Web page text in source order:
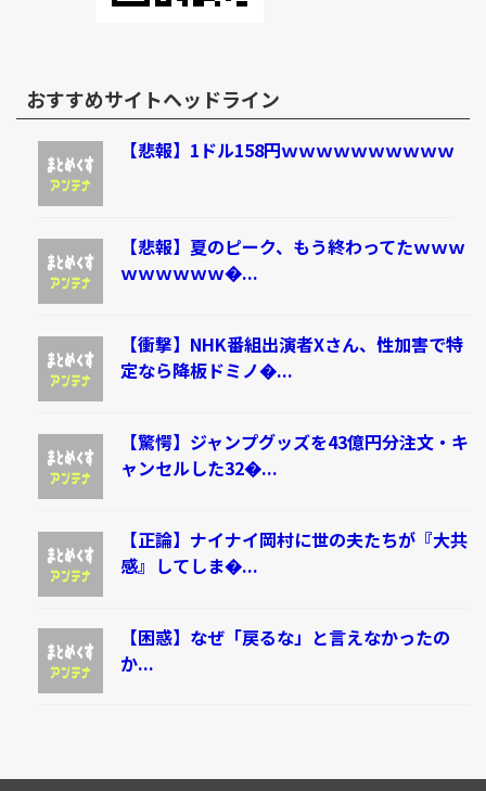
おすすめサイトヘッドライン
【悲報】1ドル158円ｗｗｗｗｗｗｗｗｗｗ
【悲報】夏のピーク、もう終わってたｗｗｗ
ｗｗｗｗｗｗ�...
【衝撃】NHK番組出演者Xさん、性加害で特
定なら降板ドミノ�...
【驚愕】ジャンプグッズを43億円分注文・キ
ャンセルした32�...
【正論】ナイナイ岡村に世の夫たちが『大共
感』してしま�...
【困惑】なぜ「戻るな」と言えなかったの
か...